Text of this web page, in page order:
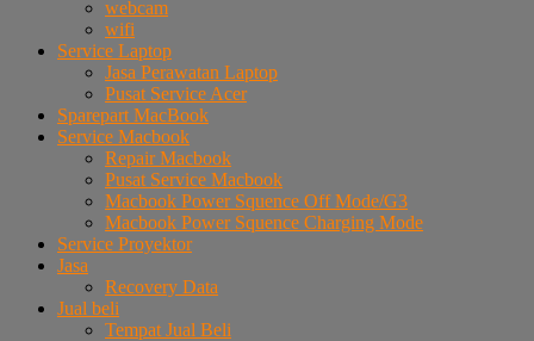
webcam
wifi
Service Laptop
Jasa Perawatan Laptop
Pusat Service Acer
Sparepart MacBook
Service Macbook
Repair Macbook
Pusat Service Macbook
Macbook Power Squence Off Mode/G3
Macbook Power Squence Charging Mode
Service Proyektor
Jasa
Recovery Data
Jual beli
Tempat Jual Beli